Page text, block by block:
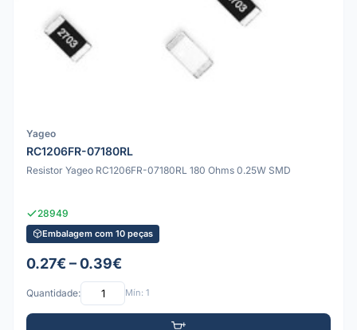
Yageo
RC1206FR-07180RL
Resistor Yageo RC1206FR-07180RL 180 Ohms 0.25W SMD
28949
Embalagem com 10 peças
0.27€ – 0.39€
Quantidade: Mín: 1